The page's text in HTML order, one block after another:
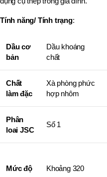
Tính năng/ Tính trạng:
Dầu cơ
bản
Dầu khoáng
chất
Chất
làm đặc
Xà phòng phức
hợp nhôm
Phân
loai JSC
Số 1
Mức độ Khoảng 320